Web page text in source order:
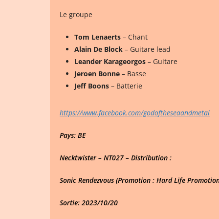
Le groupe
Tom Lenaerts – Chant
Alain De Block – Guitare lead
Leander Karageorgos – Guitare
Jeroen Bonne – Basse
Jeff Boons – Batterie
https://www.facebook.com/godoftheseaandmetal
Pays: BE
Necktwister – NT027 – Distribution :
Sonic Rendezvous (Promotion : Hard Life
Sortie: 2023/10/20